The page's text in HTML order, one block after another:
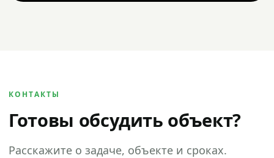
КОНТАКТЫ
Готовы обсудить объект?
Расскажите о задаче, объекте и сроках.